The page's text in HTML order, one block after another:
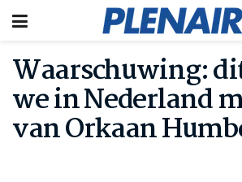
Waarschuwing:
we in Nederland
van Orkaan